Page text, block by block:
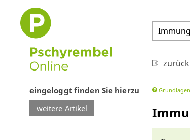
eingeloggt finden Sie hierzu
weitere Artikel